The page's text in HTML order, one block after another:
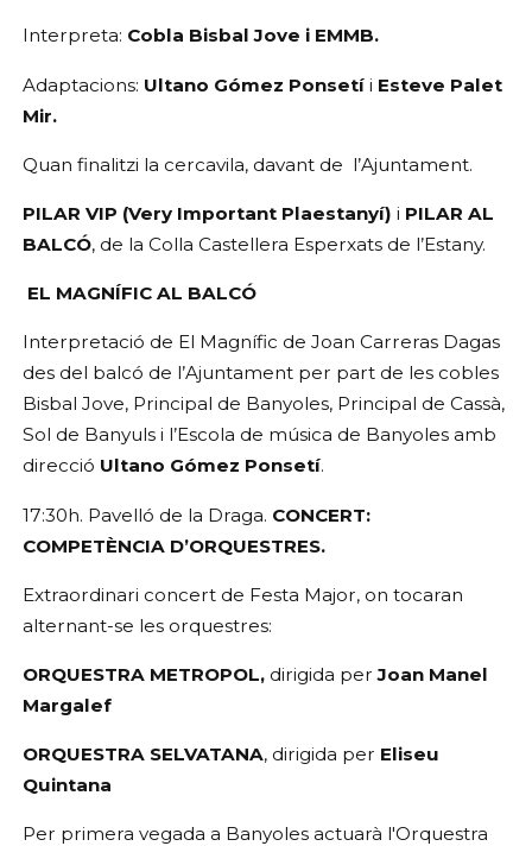
Interpreta: Cobla Bisbal Jove i EMMB.
Adaptacions: Ultano Gómez Ponsetí i Esteve Palet
Mir.
Quan finalitzi la cercavila, davant de  l’Ajuntament.
PILAR VIP (Very Important Plaestanyí) i PILAR AL
BALCÓ, de la Colla Castellera Esperxats de l’Estany.
EL MAGNÍFIC AL BALCÓ
Interpretació de El Magnífic de Joan Carreras Dagas
des del balcó de l’Ajuntament per part de les cobles
Bisbal Jove, Principal de Banyoles, Principal de Cassà,
Sol de Banyuls i l’Escola de música de Banyoles amb
direcció Ultano Gómez Ponsetí.
17:30h. Pavelló de la Draga. CONCERT:
COMPETÈNCIA D’ORQUESTRES.
Extraordinari concert de Festa Major, on tocaran
alternant-se les orquestres:
ORQUESTRA METROPOL, dirigida per Joan Manel
Margalef
ORQUESTRA SELVATANA, dirigida per Eliseu
Quintana
Per primera vegada a Banyoles actuarà l'Orquestra